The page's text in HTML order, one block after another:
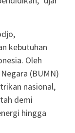
kebutuhan
Oleh
(BUMN)
nasional,
demi
hingga